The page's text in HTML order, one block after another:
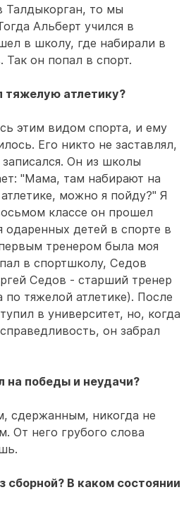
Талдыкорган, то мы
Альберт учился в
в школу, где набирали в
он попал в спорт.
тяжелую атлетику?
этим видом спорта, и ему
Его никто не заставлял,
Он из школы
"Мама, там набирают на
можно я пойду?" Я
классе он прошел
детей в спорте в
тренером была моя
в спортшколу, Седов
Седов - старший тренер
по тяжелой атлетике). После
в университет, но, когда
он забрал
на победы и неудачи?
сдержанным, никогда не
От него грубого слова
сборной? В каком состоянии